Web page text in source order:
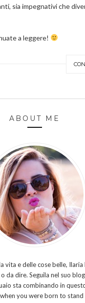
sia impegnativi che
a leggere!
ABOUT ME
vita e delle cose belle, Ilaria
da dire. Seguila nel suo
sta combinando in
you were born to stand